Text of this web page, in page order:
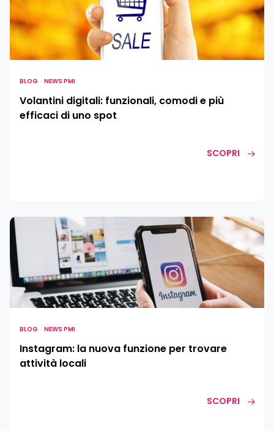
funzionali,
comodi
e
più
efficaci
spot
BLOG NEWS PMI
Volantini digitali: funzionali, comodi e più
efficaci di uno spot
SCOPRI
Instagram:
la
nuova
funzione
per
trovare
attività
locali
BLOG NEWS PMI
Instagram: la nuova funzione per trovare
attività locali
SCOPRI